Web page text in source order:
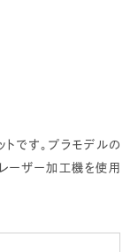
です。プラモデルの
ーザー加工機を使用